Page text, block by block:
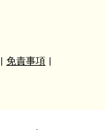
免責事項